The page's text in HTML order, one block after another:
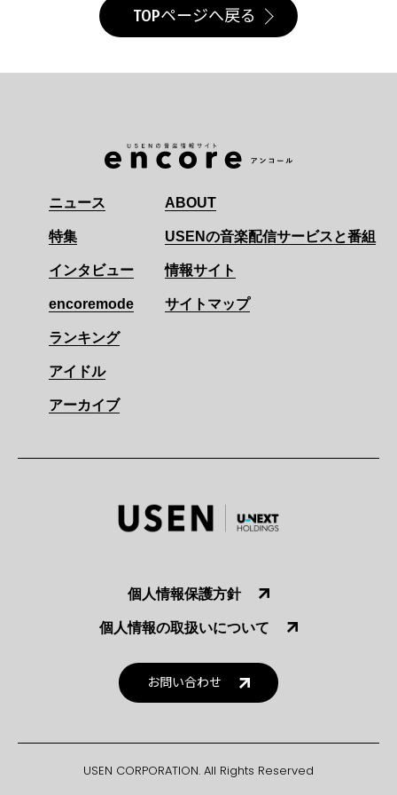
TOPページへ戻る
ニュース
特集
インタビュー
encoremode
ランキング
アイドル
アーカイブ
ABOUT
USENの音楽配信サービスと番組
情報サイト
サイトマップ
個人情報保護方針
個人情報の取扱いについて
お問い合わせ
USEN CORPORATION. All Rights Reserved